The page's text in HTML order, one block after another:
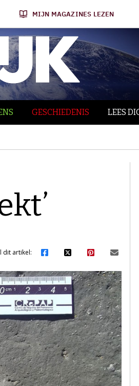
MIJN MAGAZINES LEZEN
GESCHIEDENIS LEES
dit artikel: